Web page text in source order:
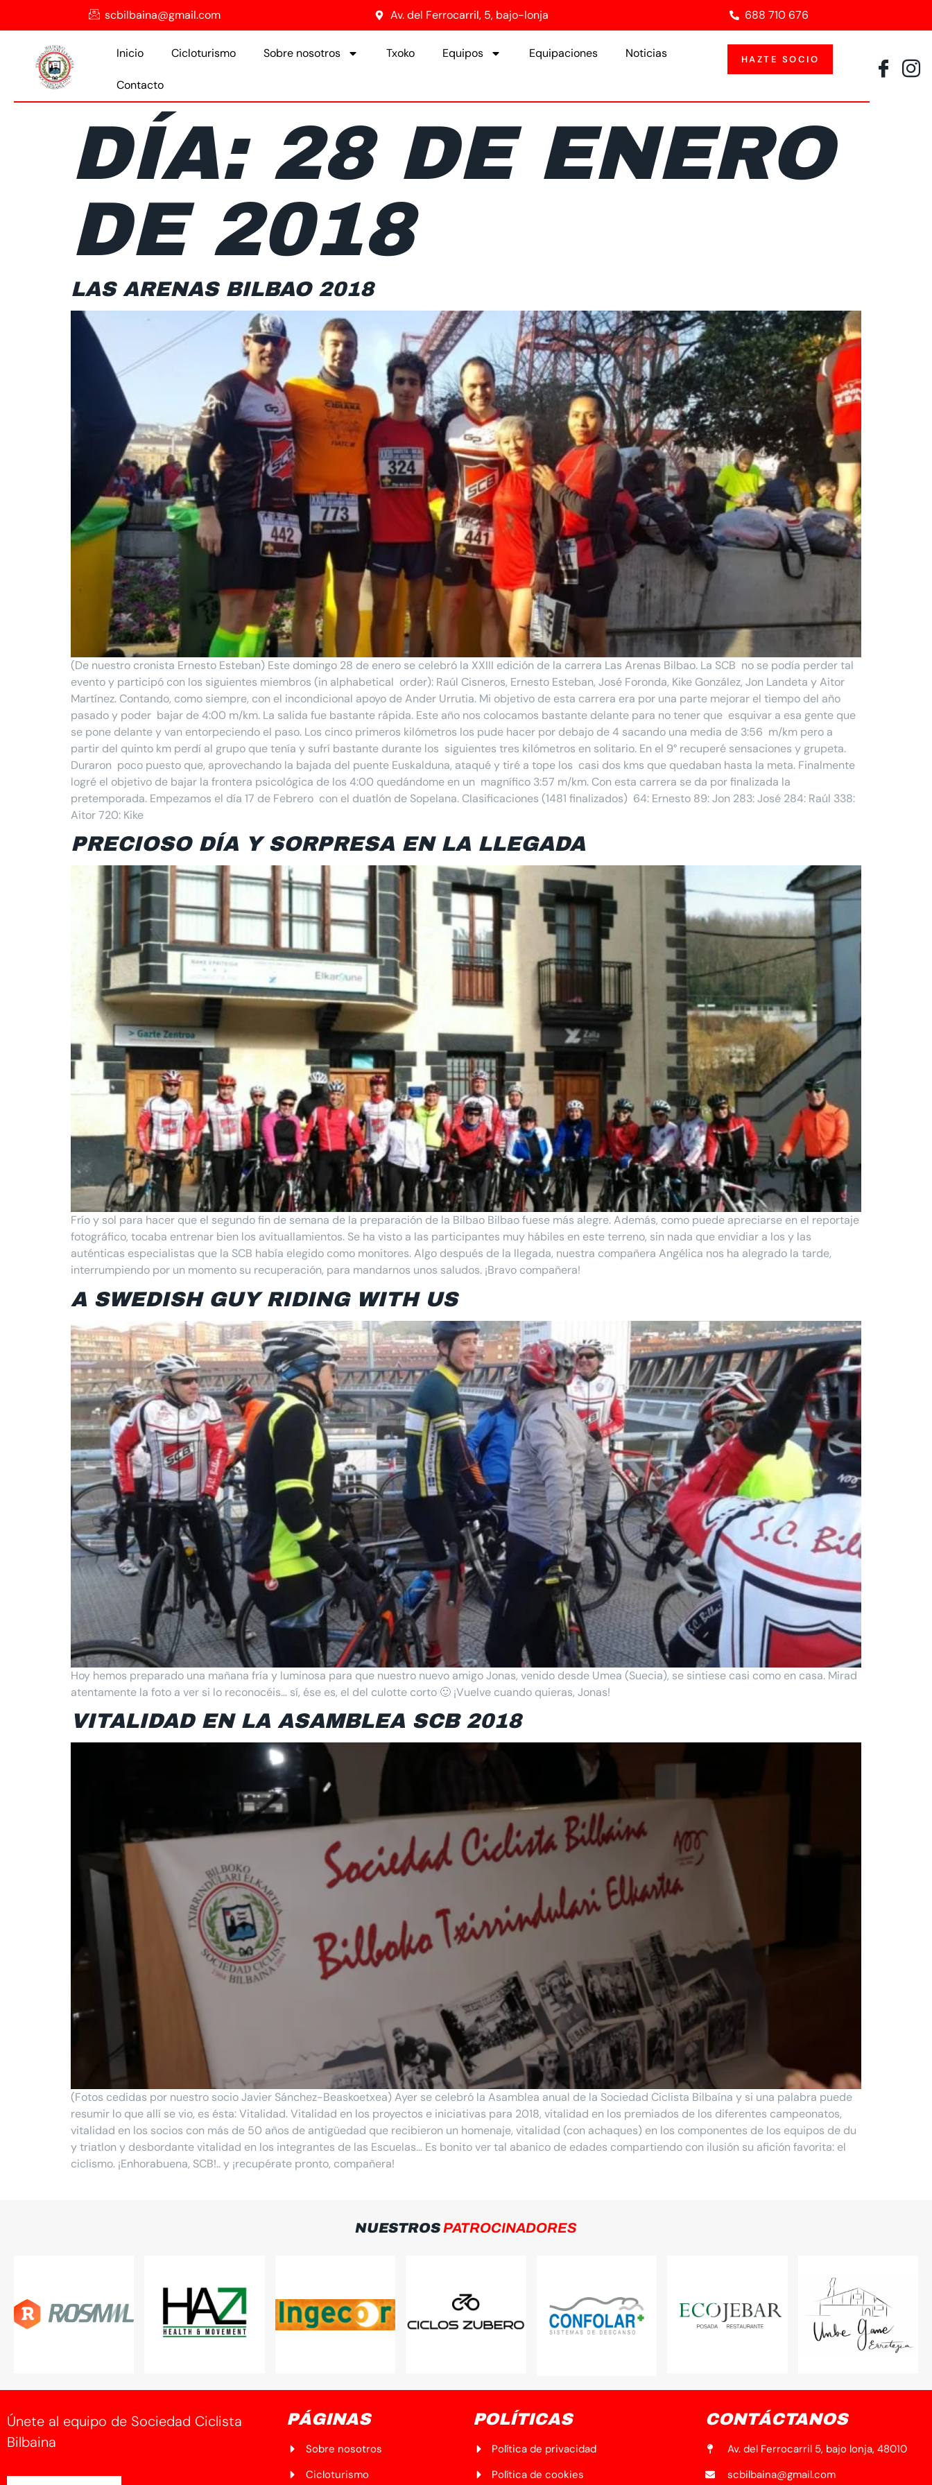
scbilbaina@gmail.com Av. del Ferrocarril, 5, bajo-lonja 688 710 676
Inicio Cicloturismo Sobre nosotros Txoko Equipos Equipaciones Noticias
Contacto
HAZTE SOCIO
DÍA: 28 DE ENERO
DE 2018
LAS ARENAS BILBAO 2018
(De nuestro cronista Ernesto Esteban) Este domingo 28 de enero se celebró la XXIII edición de la carrera Las Arenas Bilbao. La SCB no se podía perder tal
evento y participó con los siguientes miembros (in alphabetical order): Raúl Cisneros, Ernesto Esteban, José Foronda, Kike González, Jon Landeta y Aitor
Martínez. Contando, como siempre, con el incondicional apoyo de Ander Urrutia. Mi objetivo de esta carrera era por una parte mejorar el tiempo del año
pasado y poder bajar de 4:00 m/km. La salida fue bastante rápida. Este año nos colocamos bastante delante para no tener que esquivar a esa gente que
se pone delante y van entorpeciendo el paso. Los cinco primeros kilómetros los pude hacer por debajo de 4 sacando una media de 3:56 m/km pero a
partir del quinto km perdí al grupo que tenía y sufrí bastante durante los siguientes tres kilómetros en solitario. En el 9° recuperé sensaciones y grupeta.
Duraron poco puesto que, aprovechando la bajada del puente Euskalduna, ataqué y tiré a tope los casi dos kms que quedaban hasta la meta. Finalmente
logré el objetivo de bajar la frontera psicológica de los 4:00 quedándome en un magnífico 3:57 m/km. Con esta carrera se da por finalizada la
pretemporada. Empezamos el día 17 de Febrero con el duatlón de Sopelana. Clasificaciones (1481 finalizados) 64: Ernesto 89: Jon 283: José 284: Raúl 338:
Aitor 720: Kike
PRECIOSO DÍA Y SORPRESA EN LA LLEGADA
Frío y sol para hacer que el segundo fin de semana de la preparación de la Bilbao Bilbao fuese más alegre. Además, como puede apreciarse en el reportaje
fotográfico, tocaba entrenar bien los avituallamientos. Se ha visto a las participantes muy hábiles en este terreno, sin nada que envidiar a los y las
auténticas especialistas que la SCB había elegido como monitores. Algo después de la llegada, nuestra compañera Angélica nos ha alegrado la tarde,
interrumpiendo por un momento su recuperación, para mandarnos unos saludos. ¡Bravo compañera!
A SWEDISH GUY RIDING WITH US
Hoy hemos preparado una mañana fría y luminosa para que nuestro nuevo amigo Jonas, venido desde Umea (Suecia), se sintiese casi como en casa. Mirad
atentamente la foto a ver si lo reconocéis… sí, ése es, el del culotte corto 🙂 ¡Vuelve cuando quieras, Jonas!
VITALIDAD EN LA ASAMBLEA SCB 2018
(Fotos cedidas por nuestro socio Javier Sánchez-Beaskoetxea) Ayer se celebró la Asamblea anual de la Sociedad Ciclista Bilbaína y si una palabra puede
resumir lo que allí se vio, es ésta: Vitalidad. Vitalidad en los proyectos e iniciativas para 2018, vitalidad en los premiados de los diferentes campeonatos,
vitalidad en los socios con más de 50 años de antigüedad que recibieron un homenaje, vitalidad (con achaques) en los componentes de los equipos de du
y triatlon y desbordante vitalidad en los integrantes de las Escuelas… Es bonito ver tal abanico de edades compartiendo con ilusión su afición favorita: el
ciclismo. ¡Enhorabuena, SCB!.. y ¡recupérate pronto, compañera!
NUESTROSPATROCINADORES
Únete al equipo de Sociedad Ciclista
Bilbaina
PÁGINAS
Sobre nosotros
Cicloturismo
POLÍTICAS
Política de privacidad
Política de cookies
CONTÁCTANOS
Av. del Ferrocarril 5, bajo lonja, 48010
scbilbaina@gmail.com